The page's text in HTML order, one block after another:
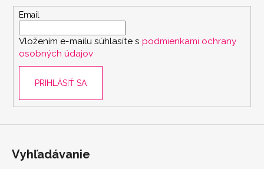
Email
Vložením e-mailu súhlasíte s podmienkami ochrany
osobných údajov
PRIHLÁSIŤ SA
Vyhľadávanie